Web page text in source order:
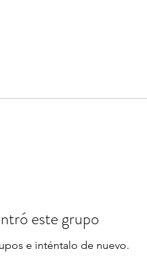
este grupo
e inténtalo de nuevo.